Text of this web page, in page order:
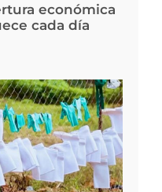
económica
cada día